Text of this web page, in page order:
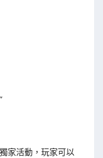
家活動，玩家可以